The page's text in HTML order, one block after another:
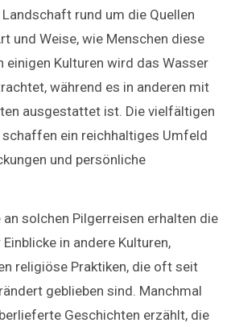
rund um die Quellen
und Weise, wie Menschen diese
einigen Kulturen wird das Wasser
während es in anderen mit
ausgestattet ist. Die vielfältigen
ein reichhaltiges Umfeld
und persönliche
an solchen Pilgerreisen erhalten die
in andere Kulturen,
religiöse Praktiken, die oft seit
geblieben sind. Manchmal
Geschichten erzählt, die